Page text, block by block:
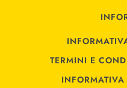
TERMINI E
INFORMATIVA